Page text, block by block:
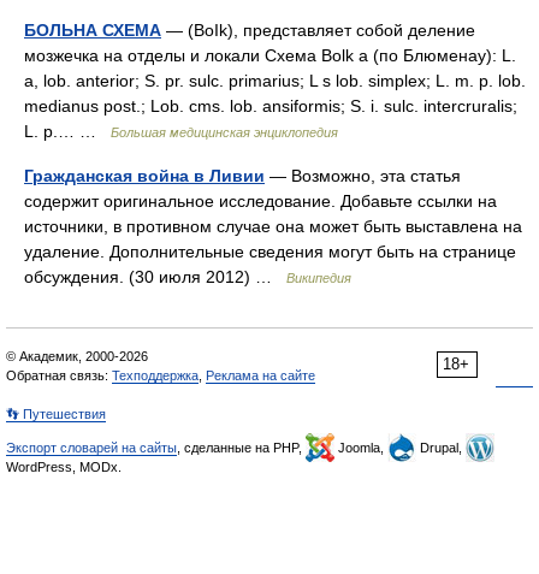
БОЛЬНА СХЕМА — (ВоIk), представляет собой деление
мозжечка на отделы и локали Схема Bolk a (по Блюменау): L.
a, lob. anterior; S. pr. sulc. primarius; L s lob. simplex; L. m. p. lob.
medianus post.; Lob. cms. lob. ansiformis; S. i. sulc. intercruralis;
L. p.… …
Большая медицинская энциклопедия
Гражданская война в Ливии — Возможно, эта статья
содержит оригинальное исследование. Добавьте ссылки на
источники, в противном случае она может быть выставлена на
удаление. Дополнительные сведения могут быть на странице
обсуждения. (30 июля 2012) …
Википедия
18+
© Академик, 2000-2026
Обратная связь: Техподдержка Реклама на сайте
👣 Путешествия
Экспорт словарей на сайты , сделанные на PHP, Joomla,
Drupal,
WordPress, MODx.